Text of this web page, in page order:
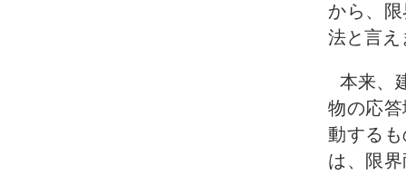
から、
法と言え
本来、
物の応
動する
は、限